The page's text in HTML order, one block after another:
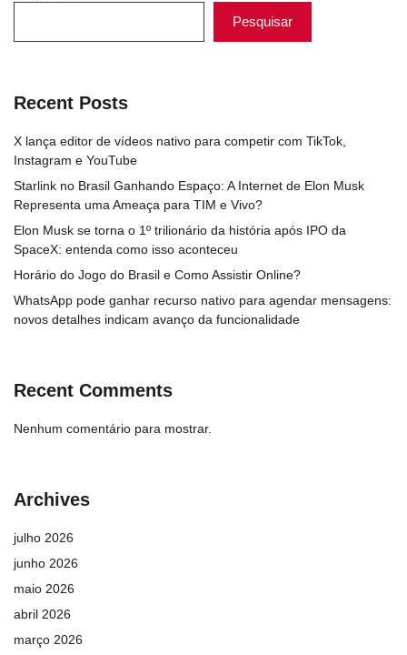
Pesquisar
Recent Posts
X lança editor de vídeos nativo para competir com TikTok,
Instagram e YouTube
Starlink no Brasil Ganhando Espaço: A Internet de Elon Musk
Representa uma Ameaça para TIM e Vivo?
Elon Musk se torna o 1º trilionário da história após IPO da
SpaceX: entenda como isso aconteceu
Horário do Jogo do Brasil e Como Assistir Online?
WhatsApp pode ganhar recurso nativo para agendar mensagens:
novos detalhes indicam avanço da funcionalidade
Recent Comments
Nenhum comentário para mostrar.
Archives
julho 2026
junho 2026
maio 2026
abril 2026
março 2026